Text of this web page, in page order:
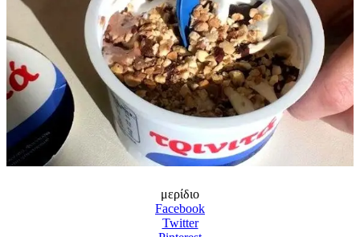
μερίδιο
Facebook
Twitter